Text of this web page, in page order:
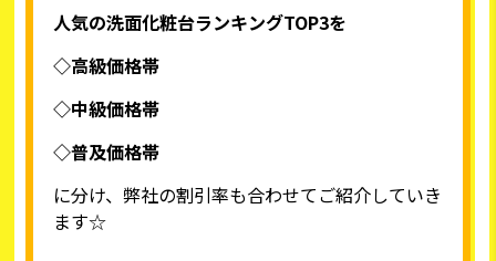
人気の洗面化粧台ランキングTOP3を
◇高級価格帯
◇中級価格帯
◇普及価格帯
に分け、弊社の割引率も合わせてご紹介していき
ます☆